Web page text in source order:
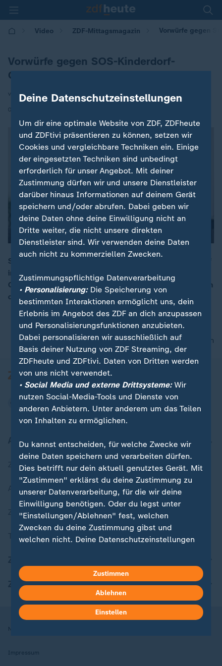
Video ZDF-Mittagsmagazin Vorwürfe gegen
Vorwürfe gegen SOS-Kinderdorf-
Gründer Gmeiner
von Michael Bewerunge
06.11.2025 | 12:10
00:16
Seit Wochen wird die Hilfsorganisation SOS-Kinderdorf
in Österreich von Missbrauchsvorwürfen erschüttert.
Offenbar gab es intern seit Jahren den Verdacht gegen
den 1986 gestorbenen Hermann Gmeiner.
nach oben
Aktuell bei ZDFheute
Zuletzt veröffentlicht
Aktuelle Sendungs-Videos
ZDFheute Stories
Themen im Überblick
ZDFheute Apps
Nutzungsbedingungen
Impressum
Deine Datenschutzeinstellungen
Um dir eine optimale Website von ZDF, ZDFheute
und ZDFtivi präsentieren zu können, setzen wir
Cookies und vergleichbare Techniken ein. Einige
der eingesetzten Techniken sind unbedingt
erforderlich für unser Angebot. Mit deiner
Zustimmung dürfen wir und unsere Dienstleister
darüber hinaus Informationen auf deinem Gerät
speichern und/oder abrufen. Dabei geben wir
deine Daten ohne deine Einwilligung nicht an
Dritte weiter, die nicht unsere direkten
Dienstleister sind. Wir verwenden deine Daten
auch nicht zu kommerziellen Zwecken.
Zustimmungspflichtige Datenverarbeitung
• Personalisierung:Die Speicherung von
bestimmten Interaktionen ermöglicht uns, dein
Erlebnis im Angebot des ZDF an dich anzupassen
und Personalisierungsfunktionen anzubieten.
Dabei personalisieren wir ausschließlich auf
Basis deiner Nutzung von ZDF Streaming, der
ZDFheute und ZDFtivi. Daten von Dritten werden
von uns nicht verwendet.
• Social Media und externe Drittsysteme:Wir
nutzen Social-Media-Tools und Dienste von
anderen Anbietern. Unter anderem um das Teilen
von Inhalten zu ermöglichen.
Du kannst entscheiden, für welche Zwecke wir
deine Daten speichern und verarbeiten dürfen.
Dies betrifft nur dein aktuell genutztes Gerät. Mit
"Zustimmen" erklärst du deine Zustimmung zu
unserer Datenverarbeitung, für die wir deine
Einwilligung benötigen. Oder du legst unter
"Einstellungen/Ablehnen" fest, welchen
Zwecken du deine Zustimmung gibst und
welchen nicht. Deine Datenschutzeinstellungen
Hier findest du das Impressum.
Weitere Informationen findest du in unserer
Datenschutzerklärung.
Zustimmen
Ablehnen
Einstellen